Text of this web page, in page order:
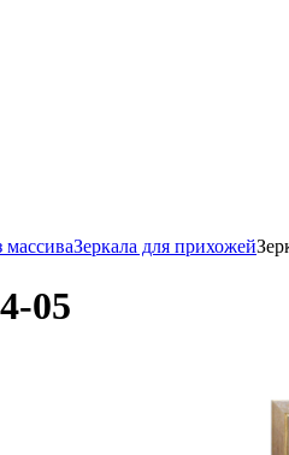
Зеркала для прихожей
05